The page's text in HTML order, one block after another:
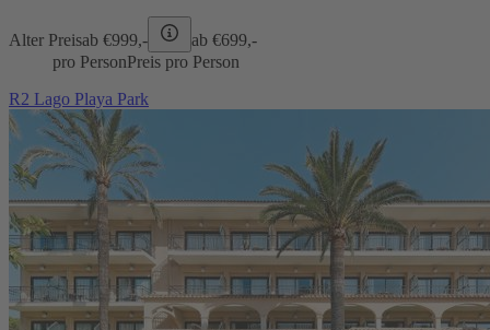
Alter Preisab €999,- ab €699,-
pro PersonPreis pro Person
R2 Lago Playa Park